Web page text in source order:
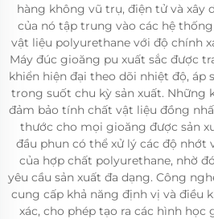
hàng không vũ trụ, điện tử và xây
của nó tập trung vào các hệ
vật liệu polyurethane với độ chính
Máy đúc gioăng pu xuất sắc được
khiển hiện đại theo dõi nhiệt độ, áp
trong suốt chu kỳ sản xuất. Những
đảm bảo tính chất vật liệu đồng
thước cho mọi gioăng được sản
đầu phun có thể xử lý các độ nhớt
của hợp chất polyurethane, nhờ
yêu cầu sản xuất đa dạng. Công
cung cấp khả năng định vị và điều
xác, cho phép tạo ra các hình học